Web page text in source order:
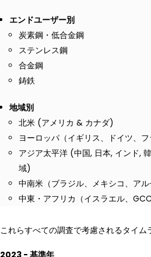
エンドユーザー別
炭素鋼・低合金鋼
ステンレス鋼
合金鋼
鋳鉄
地域別
北米 (アメリカ & カナダ)
ヨーロッパ（イギリス、ドイツ、
アジア太平洋 (中国, 日本, インド,
域)
中南米（ブラジル、メキシコ、ア
中東・アフリカ（イスラエル、
これらすべての調査で考慮されるタイム